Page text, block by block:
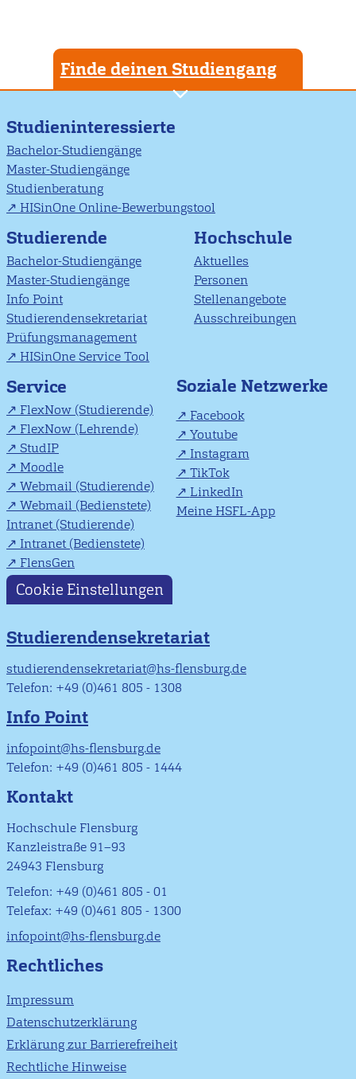
Finde deinen Studiengang
Studieninteressierte
Bachelor-Studiengänge
Master-Studiengänge
Studienberatung
HISinOne Online-Bewerbungstool
Studierende
Bachelor-Studiengänge
Master-Studiengänge
Info Point
Studierendensekretariat
Prüfungsmanagement
HISinOne Service Tool
Hochschule
Aktuelles
Personen
Stellenangebote
Ausschreibungen
Service
FlexNow (Studierende)
FlexNow (Lehrende)
StudIP
Moodle
Webmail (Studierende)
Webmail (Bedienstete)
Intranet (Studierende)
Intranet (Bedienstete)
FlensGen
Soziale Netzwerke
Facebook
Youtube
Instagram
TikTok
LinkedIn
Meine HSFL-App
Cookie Einstellungen
Studierendensekretariat
studierendensekretariat@hs-flensburg.de
Telefon: +49 (0)461 805 - 1308
Info Point
infopoint@hs-flensburg.de
Telefon: +49 (0)461 805 - 1444
Kontakt
Hochschule Flensburg
Kanzleistraße 91–93
24943 Flensburg
Telefon: +49 (0)461 805 - 01
Telefax: +49 (0)461 805 - 1300
infopoint@hs-flensburg.de
Rechtliches
Impressum
Datenschutzerklärung
Erklärung zur Barrierefreiheit
Rechtliche Hinweise